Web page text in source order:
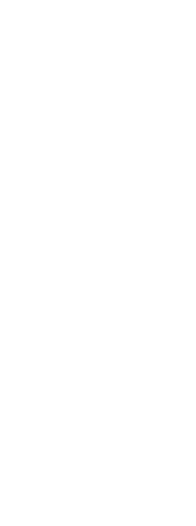
Sebastián, previo al
hasta San Sebastián.
Agustín abierta hasta
Por la tarde, el desfile
subirán hacia plaza
Lucena, Madre de
San Agustín para
De esta forma, se
Infante don
Medidores, Tintes,
Este año la cofradía
pasarán por la parte
encuentro de los